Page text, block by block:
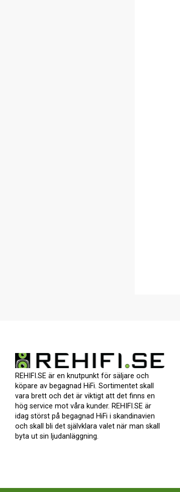
REHIFI.SE är en knutpunkt för säljare och
köpare av begagnad HiFi. Sortimentet skall
vara brett och det är viktigt att det finns en
hög service mot våra kunder. REHIFI.SE är
idag störst på begagnad HiFi i skandinavien
och skall bli det självklara valet när man skall
byta ut sin ljudanläggning.